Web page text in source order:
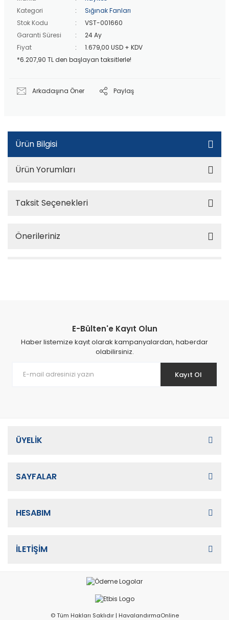
Kategori
Sığınak Fanları
Stok Kodu
VST-001660
Garanti Süresi
24 Ay
Fiyat
1.679,00 USD + KDV
*6.207,90 TL den başlayan taksitlerle!
Arkadaşına Öner Paylaş
Ürün Bilgisi
Ürün Yorumları
Taksit Seçenekleri
Önerileriniz
E-Bülten'e Kayıt Olun
Haber listemize kayıt olarak kampanyalardan, haberdar
olabilirsiniz.
Kayıt Ol
ÜYELİK
SAYFALAR
HESABIM
İLETİŞİM
© Tüm Hakları Saklıdır | HavalandırmaOnline